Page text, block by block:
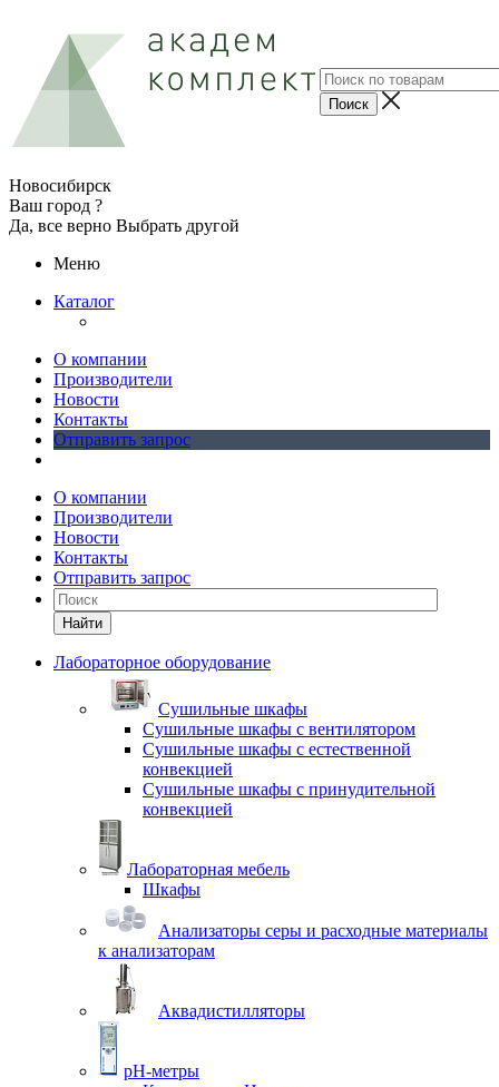
Новосибирск
Ваш город ?
Да, все верно Выбрать другой
Меню
Каталог
О компании
Производители
Новости
Контакты
Отправить запрос
О компании
Производители
Новости
Контакты
Отправить запрос
Найти
Лабораторное оборудование
Cушильные шкафы
Сушильные шкафы с вентилятором
Сушильные шкафы с естественной
конвекцией
Сушильные шкафы с принудительной
конвекцией
Лабораторная мебель
Шкафы
Анализаторы серы и расходные материалы
к анализаторам
Аквадистилляторы
pH-метры